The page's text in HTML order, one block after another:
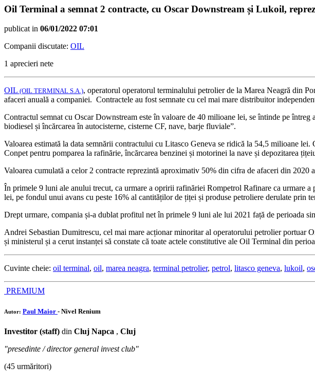
Oil Terminal a semnat 2 contracte, cu Oscar Downstream și Lukoil,
publicat in 06/01/2022 07:01
Companii discutate: OIL
1 aprecieri nete
OIL (OIL TERMINAL S.A.), operatorul operatorul terminalului petrolier de la Marea Neagră din
afaceri anuală a companiei. Contractele au fost semnate cu cel mai mare distribuitor
Contractul semnat cu Oscar Downstream este în valoare de 40 milioane lei, se întinde pe
biodiesel și încărcarea în autocisterne, cisterne CF, nave, barje fluviale”.
Valoarea estimată la data semnării contractului cu Litasco Geneva se ridică la 54,5 milioane
Conpet pentru pomparea la rafinărie, încărcarea benzinei și motorinei la nave și depozitarea
Valoarea cumulată a celor 2 contracte reprezintă aproximativ 50% din cifra de afaceri din
În primele 9 luni ale anului trecut, ca urmare a opririi rafinăriei Rompetrol Rafinare ca urmare
lei, pe fondul unui avans cu peste 16% al cantităților de țiței și produse petroliere derulate prin
Drept urmare, compania și-a dublat profitul net în primele 9 luni ale lui 2021 față de perioada
Andrei Sebastian Dumitrescu, cel mai mare acționar minoritar al operatorului petrolier
și ministerul și a cerut instanței să constate că toate actele constitutive ale Oil Terminal din
Cuvinte cheie: oil terminal, oil, marea neagra, terminal petrolier, petrol, litasco geneva, lukoil,
PREMIUM
Autor: Paul Maior - Nivel Renium
Investitor (staff) din Cluj Napca , Cluj
"presedinte / director general invest club"
(45 urmăritori)